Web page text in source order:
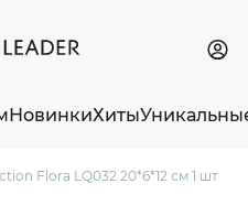
НовинкиХиты
Flora LQ032 20*6*12 см 1 шт